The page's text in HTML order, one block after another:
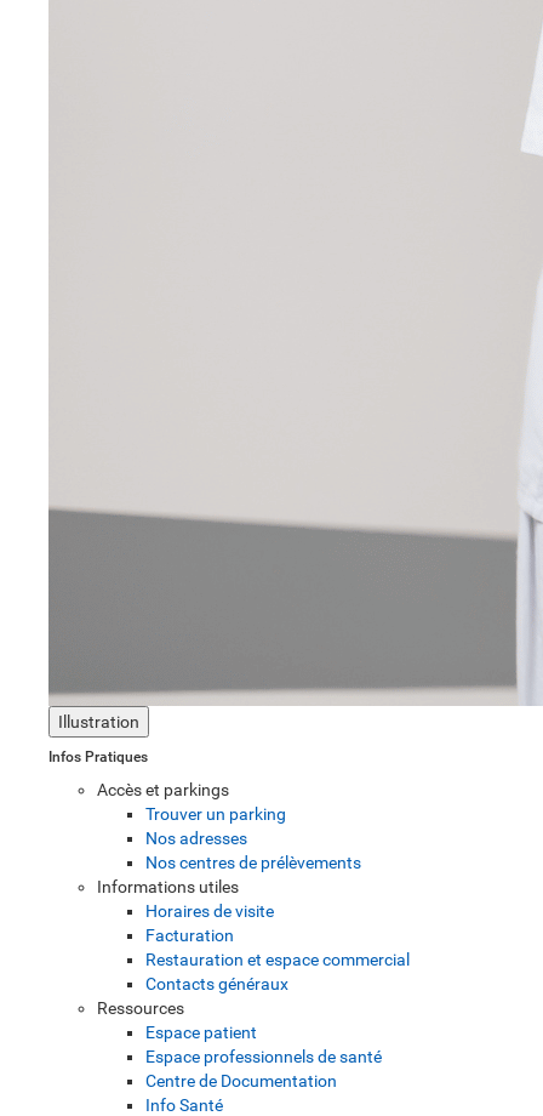
Illustration
Infos Pratiques
Accès et parkings
Trouver un parking
Nos adresses
Nos centres de prélèvements
Informations utiles
Horaires de visite
Facturation
Restauration et espace commercial
Contacts généraux
Ressources
Espace patient
Espace professionnels de santé
Centre de Documentation
Info Santé